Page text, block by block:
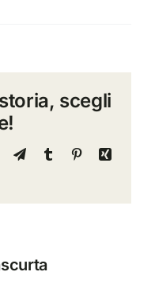
scegli
WhatsApp
TelegramTumblr PinterestXing